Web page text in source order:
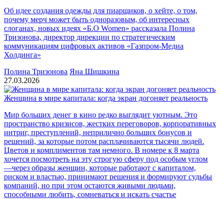
Об идее создания одежды для пиарщиков, о хейте, о том,
почему мерч может быть одноразовым, об интересных
слоганах, новых идеях «Б.О Women» рассказала Полина
Тризонова, директор дирекции по стратегическим
коммуникациям цифровых активов «Газпром-Медиа
Холдинга»
Полина Тризонова Яна Шишкина
27.03.2026
Женщина в мире капитала: когда экран догоняет реальность
Мир больших денег в кино редко выглядит уютным. Это
пространство кризисов, жестких переговоров, корпоративных
интриг, преступлений, неприлично больших бонусов и
решений, за которые потом расплачиваются тысячи людей.
Цветов и комплиментов там немного. В номере к 8 марта
хочется посмотреть на эту строгую сферу под особым углом
—через образы женщин, которые работают с капиталом,
риском и властью, принимают решения и формируют судьбы
компаний, но при этом остаются живыми людьми,
способными любить, сомневаться и искать счастье